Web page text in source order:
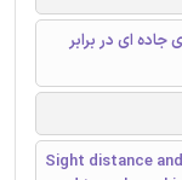
ای در برابر
Sight distance